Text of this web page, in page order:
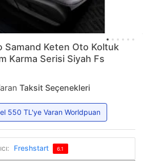
Samand Keten Oto Koltuk
Karma Serisi Siyah Fs
Taksit Seçenekleri
550 TL'ye Varan Worldpuan
Freshstart 6.1